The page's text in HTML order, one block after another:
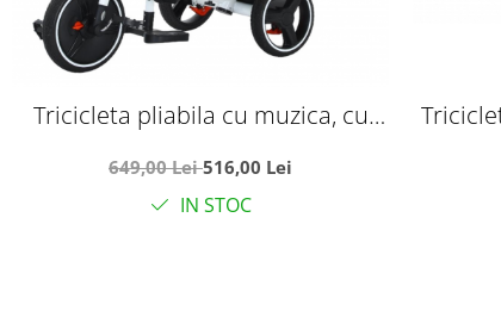
Tricicleta pliabila cu muzica, cu
SL01 - verde
649,00 Lei516,00 Lei
IN STOC